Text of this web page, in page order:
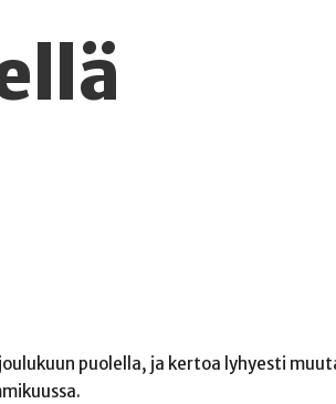
puolella, ja kertoa lyhyesti